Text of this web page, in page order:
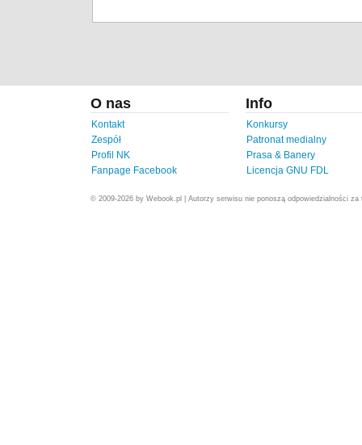
O nas
Kontakt
Zespół
Profil NK
Fanpage Facebook
Info
Konkursy
Patronat medialny
Prasa & Banery
Licencja GNU FDL
© 2009-2026 by Webook.pl | Autorzy serwisu nie ponoszą odpowiedzialności